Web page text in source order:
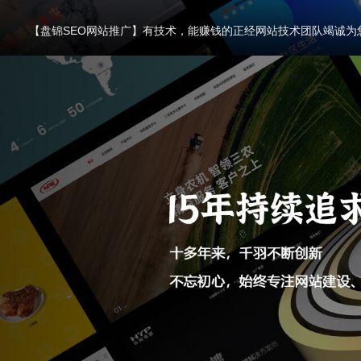
【盘锦SEO网站推广】有技术，能赚钱的正经网站技术团队竭诚为